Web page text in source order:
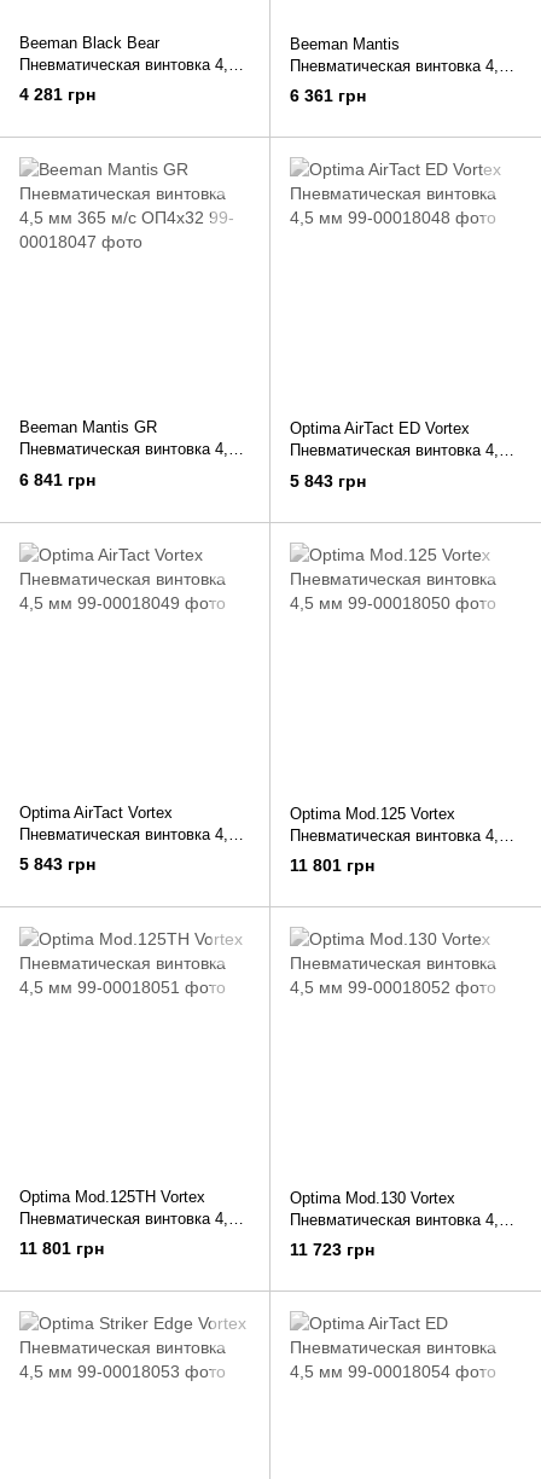
Beeman Black Bear
Пневматическая винтовка 4,5
мм 330 м/с
4 281 грн
Beeman Mantis
Пневматическая винтовка 4,5
мм 365 м/с ОП4х32
6 361 грн
Beeman Mantis GR
Пневматическая винтовка 4,5
мм 365 м/с ОП4х32
6 841 грн
Optima AirTact ED Vortex
Пневматическая винтовка 4,5
мм
5 843 грн
Optima AirTact Vortex
Пневматическая винтовка 4,5
мм
5 843 грн
Optima Mod.125 Vortex
Пневматическая винтовка 4,5
мм
11 801 грн
Optima Mod.125TH Vortex
Пневматическая винтовка 4,5
мм
11 801 грн
Optima Mod.130 Vortex
Пневматическая винтовка 4,5
мм
11 723 грн